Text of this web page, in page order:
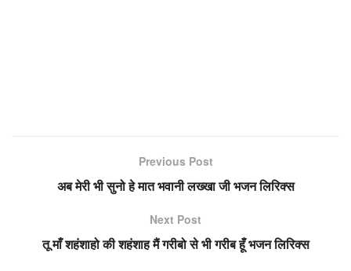
Previous Post
अब मेरी भी सुनो हे मात भवानी लख्खा जी भजन लिरिक्स
Next Post
तू माँ शहंशाहो की शहंशाह मैं गरीबो से भी गरीब हूँ भजन लिरिक्स